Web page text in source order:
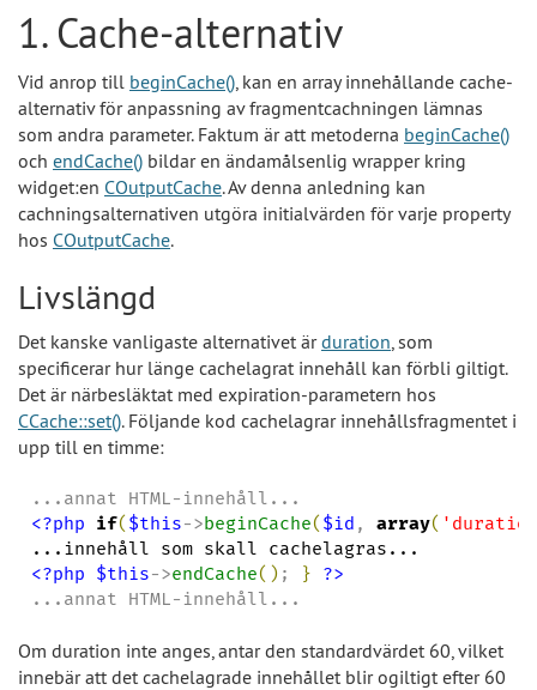
1. Cache-alternativ
Vid anrop till beginCache(), kan en array innehållande cache-
alternativ för anpassning av fragmentcachningen lämnas
som andra parameter. Faktum är att metoderna beginCache()
och endCache() bildar en ändamålsenlig wrapper kring
widget:en COutputCache. Av denna anledning kan
cachningsalternativen utgöra initialvärden för varje property
hos COutputCache.
Livslängd
Det kanske vanligaste alternativet ärduration, som
specificerar hur länge cachelagrat innehåll kan förbli giltigt.
Det är närbesläktat med expiration-parametern hos
CCache::set(). Följande kod cachelagrar innehållsfragmentet i
upp till en timme:
<?php
if($this->beginCache($id , array( ' duration
<?php
$this->endCache( ) ; }
?>
...annat HTML-innehåll...
Om duration inte anges, antar den standardvärdet 60, vilket
innebär att det cachelagrade innehållet blir ogiltigt efter 60